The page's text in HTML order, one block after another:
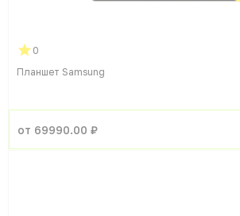
0
Планшет Samsung
от 69990.00 ₽